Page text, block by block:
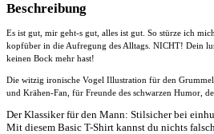
Shirt
Beschreibung
Es ist gut, mir geht-s gut, alles ist gut. So stürze ich
kopfüber in die Aufregung des Alltags. NICHT! Dein
keinen Bock mehr hast!
Die witzig ironische Vogel Illustration für den
und Krähen-Fan, für Freunde des schwarzen Humor,
Der Klassiker für den Mann: Stilsicher bei
Mit diesem Basic T-Shirt kannst du nichts falsch